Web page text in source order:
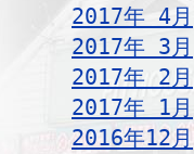
2017年 4月
2017年 3月
2017年 2月
2017年 1月
2016年12月